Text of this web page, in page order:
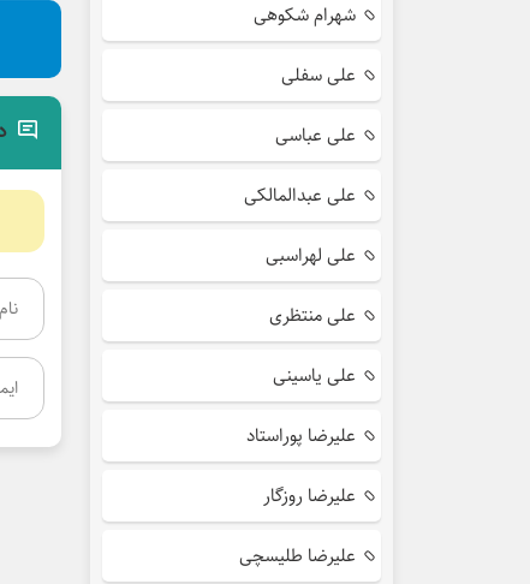
شهرام شکوهی
علی سفلی
علی عباسی
علی عبدالمالکی
علی لهراسبی
علی منتظری
علی یاسینی
علیرضا پوراستاد
علیرضا روزگار
علیرضا طلیسچی